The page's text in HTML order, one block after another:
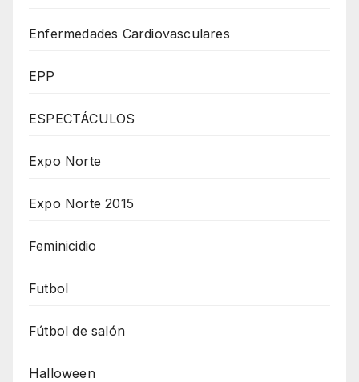
Enfermedades Cardiovasculares
EPP
ESPECTÁCULOS
Expo Norte
Expo Norte 2015
Feminicidio
Futbol
Fútbol de salón
Halloween